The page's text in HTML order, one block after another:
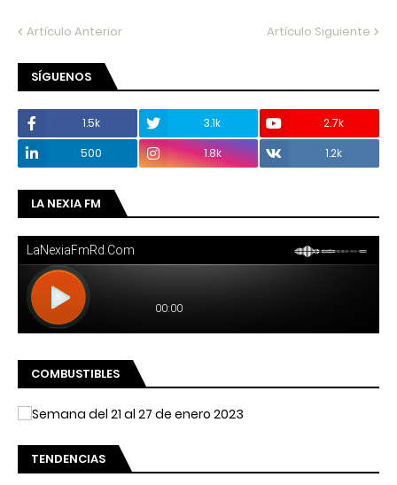
Artículo Anterior Artículo Siguiente
SÍGUENOS
1.5k 3.1k
2.7k
500
1.8k 1.2k
LA NEXIA FM
COMBUSTIBLES
TENDENCIAS